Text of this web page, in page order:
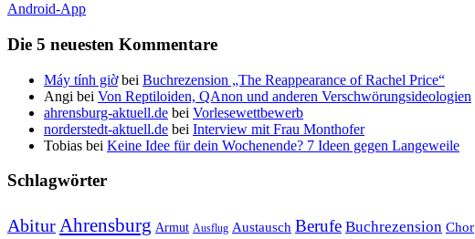
Android-App
Die 5 neuesten Kommentare
Máy tính giờbei Buchrezension „The Reappearance of Rachel Price“
Angi bei Von Reptiloiden, QAnon und anderen Verschwörungsideologien
ahrensburg-aktuell.de bei Vorlesewettbewerb
norderstedt-aktuell.de bei Interview mit Frau Monthofer
Tobias bei Keine Idee für dein Wochenende? 7 Ideen gegen Langeweile
Schlagwörter
AbiturAhrensburg Armut Ausflug Austausch Berufe Buchrezension Chor